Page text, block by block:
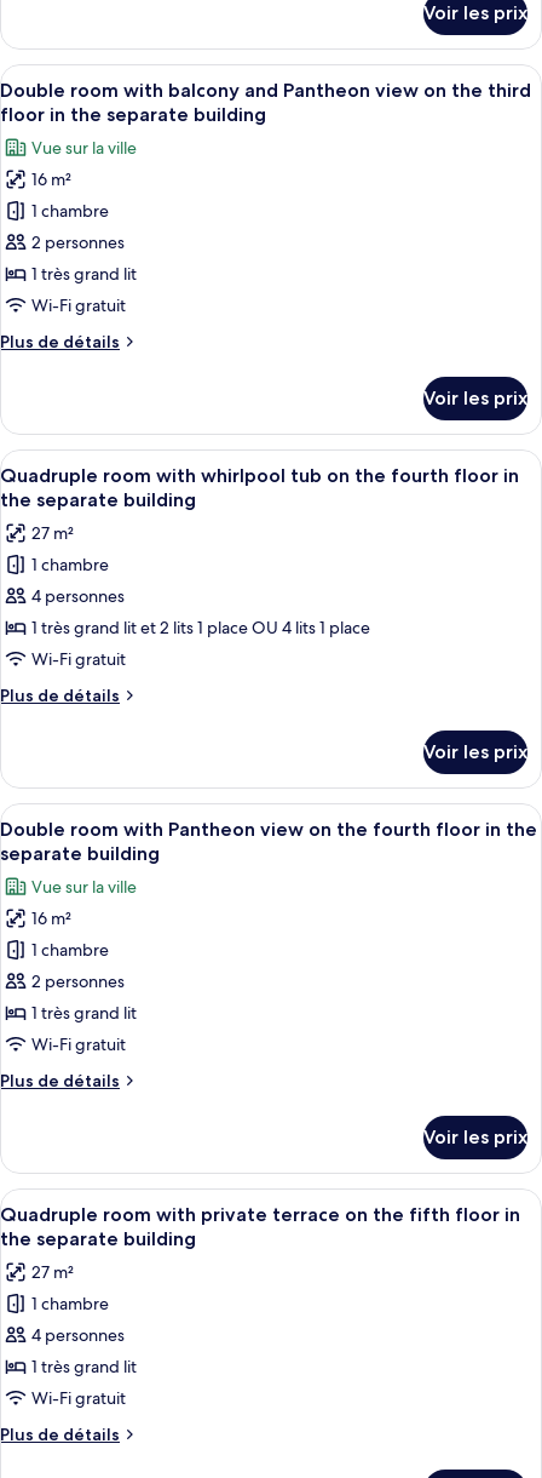
with
bathtub
on
the
third
floor
in
the
separate
building
le
type
de
chambre
room
with
bathtub
on
the
floor
in
separate
Voir les prix
Afficher
toutes
les
photos
pour
ce
type
de
chambre :
room
and
Pantheon
view
on
the
third
floor
in
the
separate
Un bâtiment historique à
10
Double room with balcony and Pantheon view on the third
floor in the separate building
Vue sur la ville
16 m²
1 chambre
2 personnes
1 très grand lit
Wi-Fi gratuit
Plus de détails
Plus
le
type
de
chambre
Double
room
with
balcony
and
Pantheon
on
the
third
the
separate
building
Voir les prix
Afficher
toutes
les
photos
pour
ce
type
de
chambre :
Quadruple
with
whirlpool
tub
on
the
fourth
floor
in
the
separate
building
Une chambre moderne avec un lit,
11
Quadruple room with whirlpool tub on the fourth floor in
the separate building
27 m²
1 chambre
4 personnes
1 très grand lit et 2 lits 1 place OU 4 lits 1 place
Wi-Fi gratuit
Plus de détails
Plus
le
type
de
chambre
Quadruple
room
with
whirlpool
tub
on
fourth
floor
the
Voir les prix
Afficher
toutes
les
photos
pour
ce
type
de
chambre :
room
view
on
the
fourth
floor
in
the
separate
building
Double room with Pantheon view
11
Double room with Pantheon view on the fourth floor in the
separate building
Vue sur la ville
16 m²
1 chambre
2 personnes
1 très grand lit
Wi-Fi gratuit
Plus de détails
Plus
le
type
de
chambre
Double
room
with
Pantheon
view
on
fourth
floor
in
Voir les prix
Afficher
toutes
les
photos
pour
ce
type
de
chambre :
Quadruple
Une chambre moderne avec une
17
Quadruple room with private terrace on the fifth floor in
the separate building
27 m²
1 chambre
4 personnes
1 très grand lit
Wi-Fi gratuit
Plus de détails
Plus